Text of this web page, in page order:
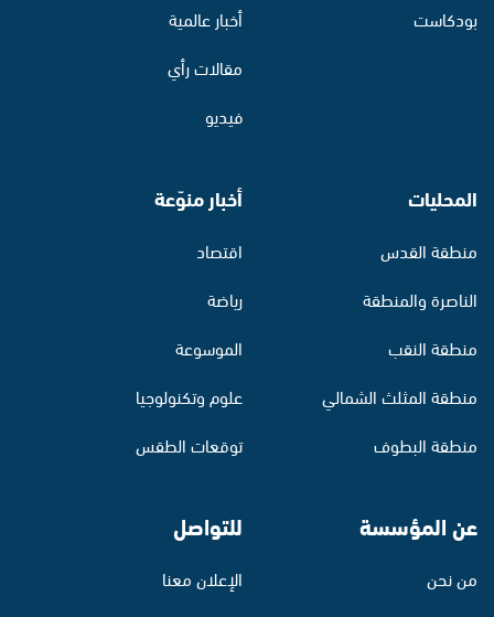
بودكاست
أخبار عالمية
مقالات رأي
فيديو
المحليات
منطقة القدس
الناصرة والمنطقة
منطقة النقب
منطقة المثلث الشمالي
منطقة البطوف
أخبار منوّعة
اقتصاد
رياضة
الموسوعة
علوم وتكنولوجيا
توقعات الطقس
عن المؤسسة
من نحن
للتواصل
الإعلان معنا